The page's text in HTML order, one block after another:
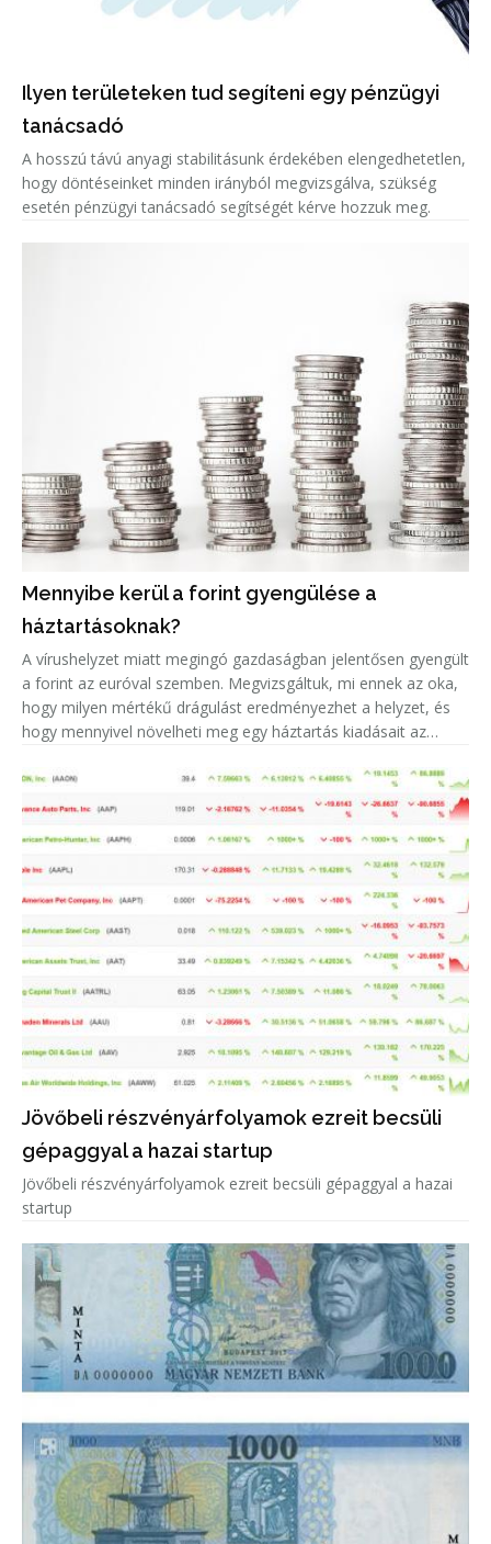
Ilyen területeken tud segíteni egy pénzügyi
tanácsadó
A hosszú távú anyagi stabilitásunk érdekében elengedhetetlen,
hogy döntéseinket minden irányból megvizsgálva, szükség
esetén pénzügyi tanácsadó segítségét kérve hozzuk meg.
Mennyibe kerül a forint gyengülése a
háztartásoknak?
A vírushelyzet miatt megingó gazdaságban jelentősen gyengült
a forint az euróval szemben. Megvizsgáltuk, mi ennek az oka,
hogy milyen mértékű drágulást eredményezhet a helyzet, és
hogy mennyivel növelheti meg egy háztartás kiadásait az
Jövőbeli részvényárfolyamok ezreit becsüli
gépaggyal a hazai startup
Jövőbeli részvényárfolyamok ezreit becsüli gépaggyal a hazai
startup